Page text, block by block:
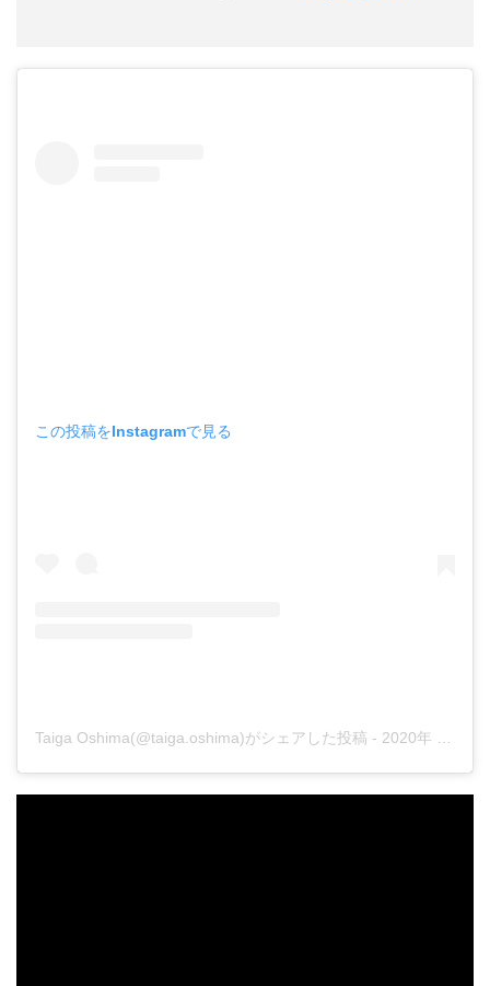
この投稿をInstagramで見る
Taiga Oshima(@taiga.oshima)がシェアした投稿 - 2020年 4月月18日午後5時57分PDT